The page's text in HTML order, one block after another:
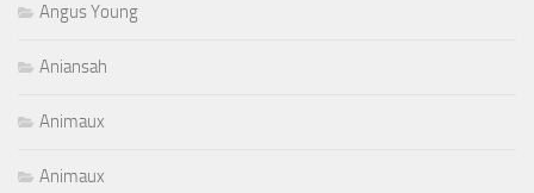
Angus Young
Aniansah
Animaux
Animaux